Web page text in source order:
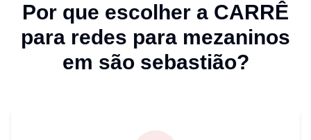
Por que escolher a CARRÊ
para redes para mezaninos
em são sebastião?